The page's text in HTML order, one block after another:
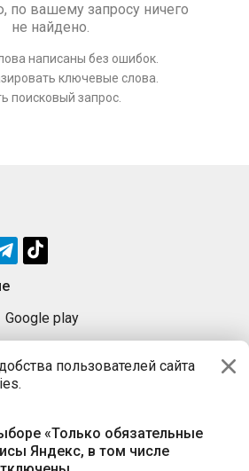
пользователей сайта
«Только обязательные
Яндекс, в том числе
по вашему запросу ничего
не найдено.
написаны без ошибок.
ключевые слова.
поисковый запрос.
Google play
ООО «ПРАЦА БАЙ»
г. Минск, пр-т Независимости